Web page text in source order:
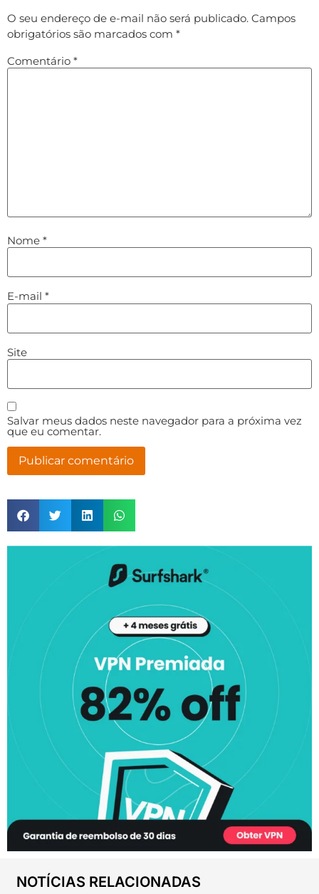
O seu endereço de e-mail não será publicado. Campos
obrigatórios são marcados com *
Comentário *
Nome *
E-mail *
Site
Salvar meus dados neste navegador para a próxima vez
que eu comentar.
NOTÍCIAS RELACIONADAS